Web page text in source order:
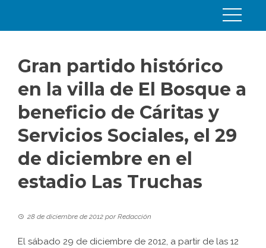
Gran partido histórico
en la villa de El Bosque a
beneficio de Cáritas y
Servicios Sociales, el 29
de diciembre en el
estadio Las Truchas
28 de diciembre de 2012 porRedacción
El sábado 29 de diciembre de 2012, a partir de las 12